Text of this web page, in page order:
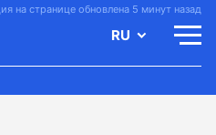
на странице обновлена 5 минут назад
RU